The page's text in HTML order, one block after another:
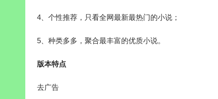
4、个性推荐，只看全网最新最热门的小说；
5、种类多多，聚合最丰富的优质小说。
版本特点
去广告